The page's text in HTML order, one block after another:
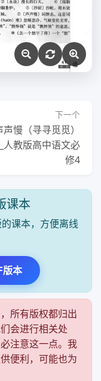
下一个
声慢（寻寻觅觅）
_人教版高中语文必
修4
课本
课本，方便离线
版本
所有版权都归出
会进行相关处
注意这一点。我
便利，可能也为